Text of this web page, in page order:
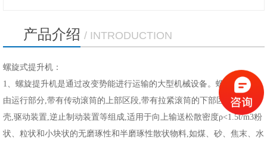
产品介绍 / INTRODUCTION
螺旋式提升机：
1、螺旋提升机是通过改变势能进行运输的大型机械设备。螺旋提升机
由运行部分,带有传动滚筒的上部区段,带有拉紧滚筒的下部区段,中间机
壳,驱动装置,逆止制动装置等组成,适用于向上输送松散密度ρ<1.5t/m3粉
状、粒状和小块状的无磨琢性和半磨琢性散状物料,如煤、砂、焦末、水